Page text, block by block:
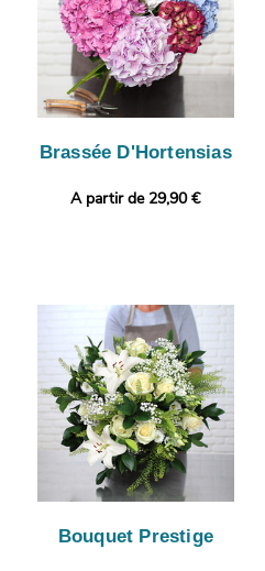
Brassée D'Hortensias
A partir de 29,90 €
Bouquet Prestige